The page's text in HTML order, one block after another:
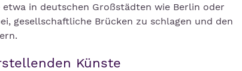
in deutschen Großstädten wie Berlin oder
gesellschaftliche Brücken zu schlagen und den
Künste